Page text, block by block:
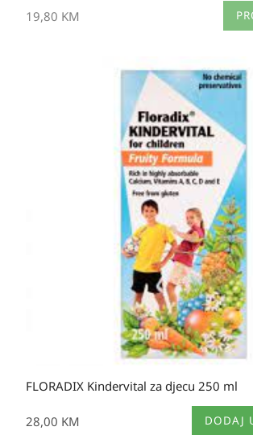
19,80 KM
FLORADIX Kindervital za djecu 250 ml
28,00 KM DODAJ